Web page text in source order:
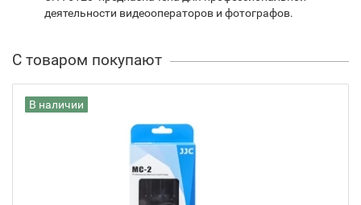
деятельности видеооператоров и фотографов.
С товаром покупают
В наличии